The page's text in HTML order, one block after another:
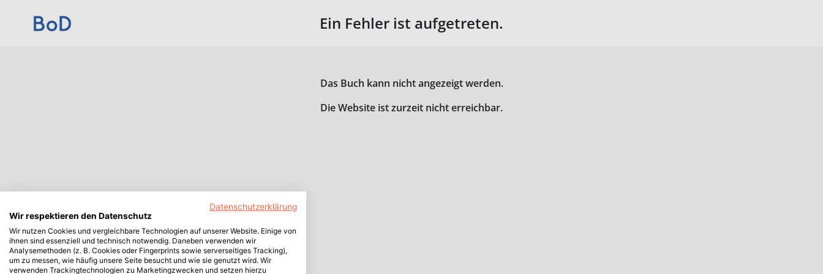
Ein Fehler ist aufgetreten.
Das Buch kann nicht angezeigt werden.
Die Website ist zurzeit nicht erreichbar.
Datenschutzerklärung
Wir respektieren den Datenschutz
Wir nutzen Cookies und vergleichbare Technologien auf unserer Website. Einige von
ihnen sind essenziell und technisch notwendig. Daneben verwenden wir
Analysemethoden (z. B. Cookies oder Fingerprints sowie serverseitiges Tracking),
um zu messen, wie häufig unsere Seite besucht und wie sie genutzt wird. Wir
verwenden Trackingtechnologien zu Marketingzwecken und setzen hierzu